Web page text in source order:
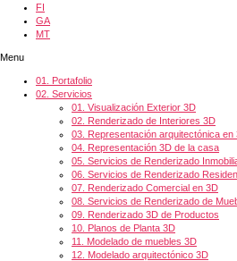
FI
GA
MT
Menu
01. Portafolio
02. Servicios
01. Visualización Exterior 3D
02. Renderizado de Interiores 3D
03. Representación arquitectónica en
04. Representación 3D de la casa
05. Servicios de Renderizado
06. Servicios de Renderizado
07. Renderizado Comercial en 3D
08. Servicios de Renderizado de
09. Renderizado 3D de Productos
10. Planos de Planta 3D
11. Modelado de muebles 3D
12. Modelado arquitectónico 3D